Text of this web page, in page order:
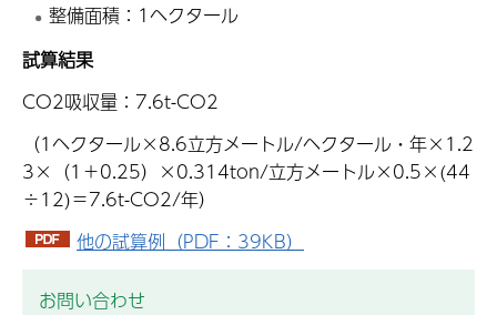
整備面積：1ヘクタール
試算結果
CO2吸収量：7.6t-CO2
（1ヘクタール×8.6立方メートル/ヘクタール・年×1.2
3×（1＋0.25）×0.314ton/立方メートル×0.5×(44
÷12)＝7.6t-CO2/年）
他の試算例（PDF：39KB）
お問い合わせ